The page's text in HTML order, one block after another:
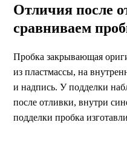
Отличия после
сравниваем
Пробка закрывающая
из пластмассы, на
и надпись. У подделки
после отливки, внутри
подделки пробка